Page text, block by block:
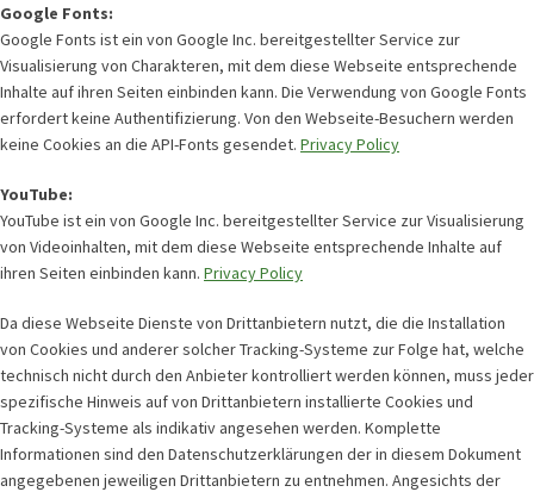
Google Fonts:
Google Fonts ist ein von Google Inc. bereitgestellter Service zur
Visualisierung von Charakteren, mit dem diese Webseite entsprechende
Inhalte auf ihren Seiten einbinden kann. Die Verwendung von Google Fonts
erfordert keine Authentifizierung. Von den Webseite-Besuchern werden
keine Cookies an die API-Fonts gesendet. Privacy Policy
YouTube:
YouTube ist ein von Google Inc. bereitgestellter Service zur Visualisierung
von Videoinhalten, mit dem diese Webseite entsprechende Inhalte auf
ihren Seiten einbinden kann. Privacy Policy
Da diese Webseite Dienste von Drittanbietern nutzt, die die Installation
von Cookies und anderer solcher Tracking-Systeme zur Folge hat, welche
technisch nicht durch den Anbieter kontrolliert werden können, muss jeder
spezifische Hinweis auf von Drittanbietern installierte Cookies und
Tracking-Systeme als indikativ angesehen werden. Komplette
Informationen sind den Datenschutzerklärungen der in diesem Dokument
angegebenen jeweiligen Drittanbietern zu entnehmen. Angesichts der